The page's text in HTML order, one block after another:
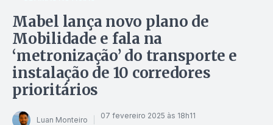
Mabel lança novo plano de
Mobilidade e fala na
‘metronização’ do transporte e
instalação de 10 corredores
prioritários
Luan Monteiro 07 fevereiro 2025 às 18h11